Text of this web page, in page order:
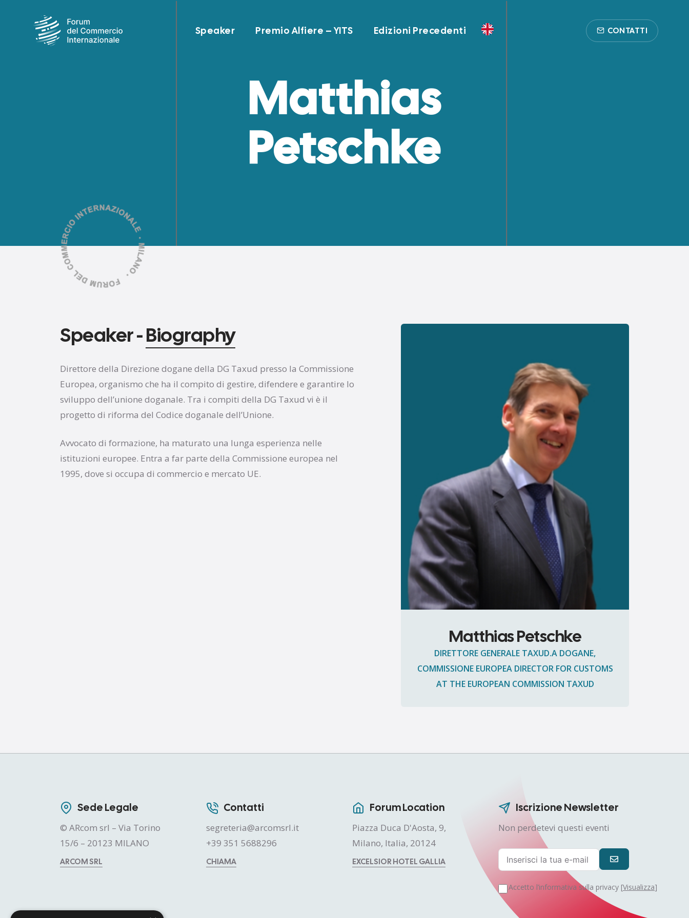
Speaker Premio Alfiere – YITS Edizioni Precedenti CONTATTI
Matthias
Petschke
Speaker -Biography
Direttore della Direzione dogane della DG Taxud presso la Commissione
Europea, organismo che ha il compito di gestire, difendere e garantire lo
sviluppo dell’unione doganale. Tra i compiti della DG Taxud vi è il
progetto di riforma del Codice doganale dell’Unione.
Avvocato di formazione, ha maturato una lunga esperienza nelle
istituzioni europee. Entra a far parte della Commissione europea nel
1995, dove si occupa di commercio e mercato UE.
Matthias Petschke
DIRETTORE GENERALE TAXUD.A DOGANE,
COMMISSIONE EUROPEA DIRECTOR FOR CUSTOMS
AT THE EUROPEAN COMMISSION TAXUD
Sede Legale
© ARcom srl – Via Torino
15/6 – 20123 MILANO
ARCOM SRL
Contatti
segreteria@arcomsrl.it
+39 351 5688296
CHIAMA
Forum Location
Piazza Duca D'Aosta, 9,
Milano, Italia, 20124
EXCELSIOR HOTEL GALLIA
Iscrizione Newsletter
Non perdetevi questi eventi
Accetto l’informativa sulla privacy [Visualizza]